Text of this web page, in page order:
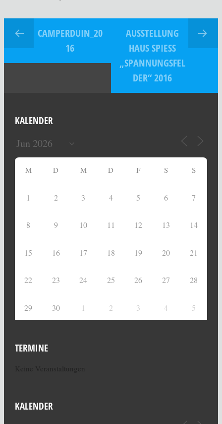
CAMPERDUIN_20
16
AUSSTELLUNG
HAUS SPIESS
„SPANNUNGSFEL
DER“ 2016
KALENDER
M D M D F S S
1 2 3 4 5 6 7
8 9 10 11 12 13 14
15 16 17 18 19 20 21
22 23 24 25 26 27 28
29 30 1 2 3 4 5
TERMINE
KALENDER